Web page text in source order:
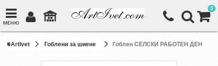
МЕНЮ
0
ArtIvet Гоблени за шиене Гоблен СЕЛСКИ РАБОТЕН ДЕН